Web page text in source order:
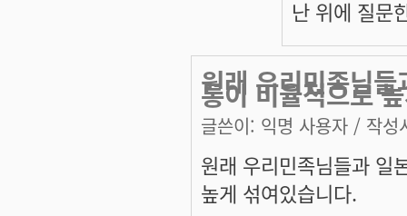
난 위에 질문
원래 우리민족님
통이 비율적으로
글쓴이: 익명 사용자 / 작성
원래 우리민족님들과 일
높게 섞여있습니다.